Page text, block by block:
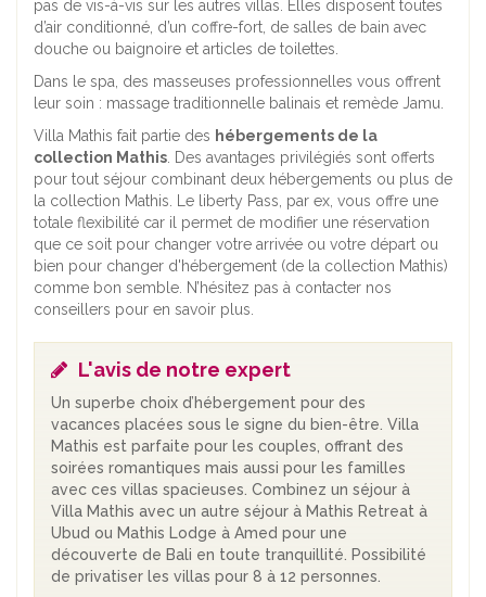
pas de vis-à-vis sur les autres villas. Elles disposent toutes
d’air conditionné, d’un coffre-fort, de salles de bain avec
douche ou baignoire et articles de toilettes.
Dans le spa, des masseuses professionnelles vous offrent
leur soin : massage traditionnelle balinais et remède Jamu.
Villa Mathis fait partie des hébergements de la
collection Mathis. Des avantages privilégiés sont offerts
pour tout séjour combinant deux hébergements ou plus de
la collection Mathis. Le liberty Pass, par ex, vous offre une
totale flexibilité car il permet de modifier une réservation
que ce soit pour changer votre arrivée ou votre départ ou
bien pour changer d'hébergement (de la collection Mathis)
comme bon semble. N’hésitez pas à contacter nos
conseillers pour en savoir plus.
L'avis de notre expert
Un superbe choix d’hébergement pour des
vacances placées sous le signe du bien-être. Villa
Mathis est parfaite pour les couples, offrant des
soirées romantiques mais aussi pour les familles
avec ces villas spacieuses. Combinez un séjour à
Villa Mathis avec un autre séjour à Mathis Retreat à
Ubud ou Mathis Lodge à Amed pour une
découverte de Bali en toute tranquillité. Possibilité
de privatiser les villas pour 8 à 12 personnes.